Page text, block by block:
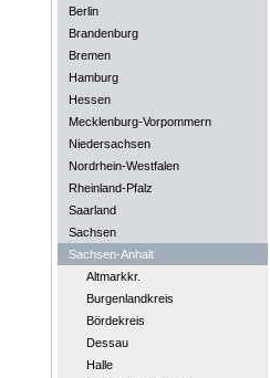
Berlin
Brandenburg
Bremen
Hamburg
Hessen
Mecklenburg-Vorpommern
Niedersachsen
Nordrhein-Westfalen
Rheinland-Pfalz
Saarland
Sachsen
Sachsen-Anhalt
Altmarkkr.
Burgenlandkreis
Bördekreis
Dessau
Halle